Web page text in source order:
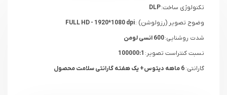
تکنولوژی ساخت:DLP
وضوح تصویر (رزولوشن) :
شدت روشنایی:600 انسی لومن
نسبت کنتراست تصویر:
گارانتی: